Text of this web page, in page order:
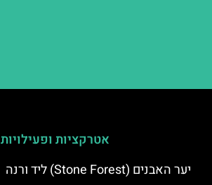
אטרקציות ופעילויות
יער האבנים (Stone Forest) ליד ורנה